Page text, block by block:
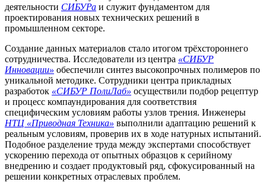
деятельности СИБУРа и служит фундаментом для
проектирования новых технических решений в
промышленном секторе.
Создание данных материалов стало итогом трёхстороннего
сотрудничества. Исследователи из центра «СИБУР
Инновации» обеспечили синтез высокопрочных полимеров по
уникальной методике. Сотрудники центра прикладных
разработок «СИБУР ПолиЛаб» осуществили подбор рецептур
и процесс компаундирования для соответствия
специфическим условиям работы узлов трения. Инженеры
НТЦ «Приводная Техника» выполнили адаптацию решений к
реальным условиям, проверив их в ходе натурных испытаний.
Подобное разделение труда между экспертами способствует
ускорению перехода от опытных образцов к серийному
внедрению и создает продуктовый ряд, сфокусированный на
решении конкретных отраслевых проблем.